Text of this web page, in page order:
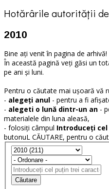
Hotărârile autorităţii
2010
Bine ați venit în pagina de arhivă!
În această pagină veți găsi un
pe ani și luni.
Pentru o căutate mai ușoară vă
- alegeți anul - pentru a fi
- alegeti o lună dintr-un an -
materialele din luna aleasă,
- folosiți câmpul Introduceți
butonuL CĂUTARE, pentru o
Căutare